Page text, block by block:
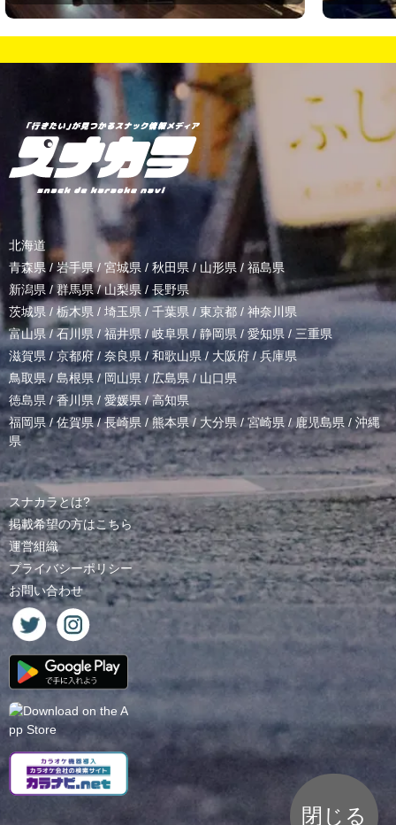
北海道
青森県 / 岩手県/ 宮城県 / 秋田県 / 山形県/ 福島県
新潟県 /群馬県/山梨県 / 長野県
茨城県 / 栃木県 / 埼玉県 / 千葉県 / 東京都 / 神奈川県
富山県 /石川県/福井県/岐阜県 / 静岡県 / 愛知県 / 三重県
滋賀県 / 京都府 / 奈良県 / 和歌山県/ 大阪府 /兵庫県
鳥取県/ 島根県 /岡山県/ 広島県 / 山口県
徳島県 /香川県 / 愛媛県/高知県
福岡県/佐賀県/長崎県 /熊本県/ 大分県/宮崎県 /鹿児島県 / 沖縄
県
スナカラとは?
掲載希望の方はこちら
運営組織
プライバシーポリシー
お問い合わせ
閉じる